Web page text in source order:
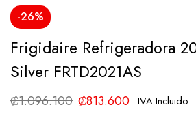
-26%
Frigidaire Refrigeradora
Silver FRTD2021AS
₡1.096.100 ₡813.600 IVA Incluido